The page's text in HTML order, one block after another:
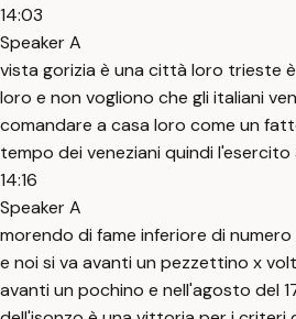
14:03
Speaker A
vista gorizia è una città loro trieste
loro e non vogliono che gli italiani
comandare a casa loro come un
tempo dei veneziani quindi
14:16
Speaker A
morendo di fame inferiore di
e noi si va avanti un pezzettino x
avanti un pochino e nell'agosto del